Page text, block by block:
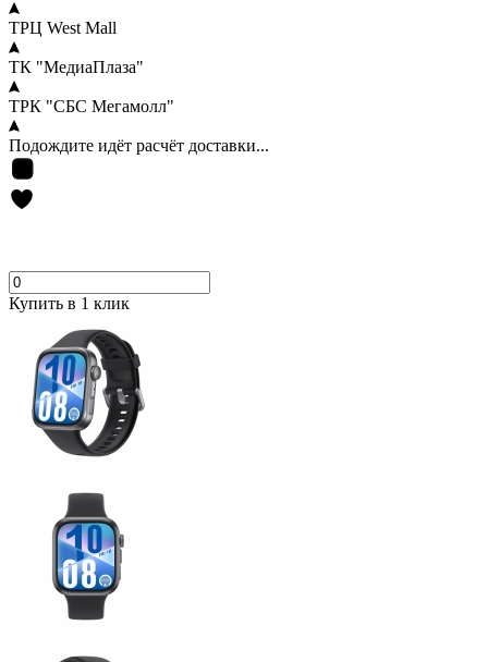
ТРЦ West Mall
ТК "МедиаПлаза"
ТРК "СБС Мегамолл"
Подождите идёт расчёт доставки...
Купить в 1 клик